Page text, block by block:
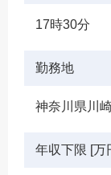
17時30分
勤務地
神奈川県川
年収下限 [万